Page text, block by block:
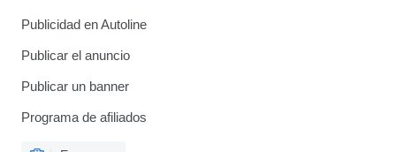
Publicidad en Autoline
Publicar el anuncio
Publicar un banner
Programa de afiliados